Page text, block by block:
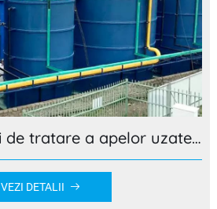
Caz al sistemului de tratare a apelor uzate de bucătărie
VEZI DETALII